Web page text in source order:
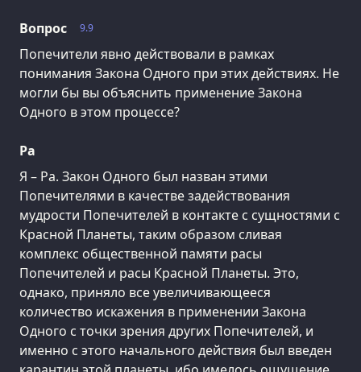
9.9
Вопрос
Попечители явно действовали в рамках
понимания Закона Одного при этих действиях. Не
могли бы вы объяснить применение Закона
Одного в этом процессе?
Ра
Я – Ра. Закон Одного был назван этими
Попечителями в качестве задействования
мудрости Попечителей в контакте с сущностями с
Красной Планеты, таким образом сливая
комплекс общественной памяти расы
Попечителей и расы Красной Планеты. Это,
однако, приняло все увеличивающееся
количество искажения в применении Закона
Одного с точки зрения других Попечителей, и
именно с этого начального действия был введен